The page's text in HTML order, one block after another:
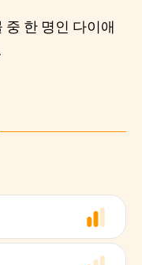
중 한 명인 다이애